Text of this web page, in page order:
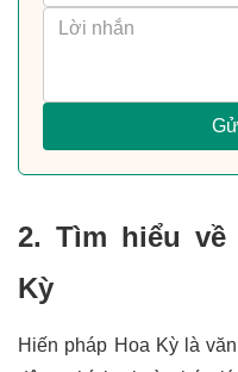
2. Tìm hiểu về
Kỳ
Hiến pháp Hoa Kỳ là